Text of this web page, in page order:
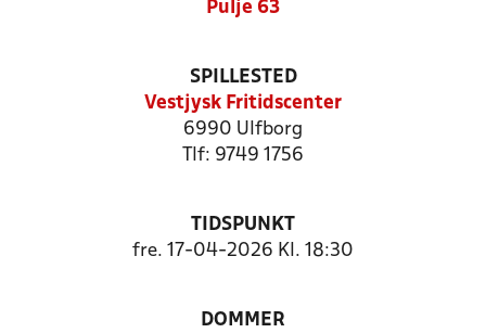
Pulje 63
SPILLESTED
Vestjysk Fritidscenter
6990 Ulfborg
Tlf: 9749 1756
TIDSPUNKT
fre. 17-04-2026 Kl. 18:30
DOMMER